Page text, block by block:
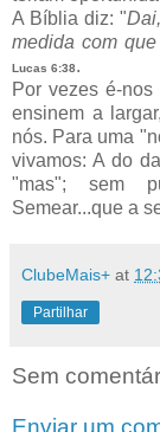
A Bíblia diz: "
medida com
Lucas 6:38.
Por vezes é-
ensinem a
nós. Para uma
vivamos: A do
"mas"; sem
Semear...que a
ClubeMais+ at
Partilhar
Sem